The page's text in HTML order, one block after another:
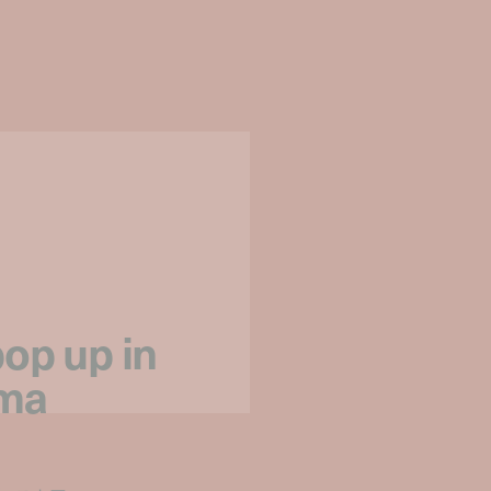
up in